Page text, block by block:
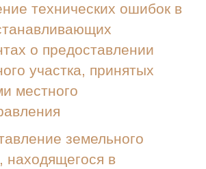
технических ошибок в
о предоставлении
участка, принятых
местного
земельного
находящегося в